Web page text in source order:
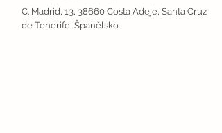
C. Madrid, 13, 38660 Costa Adeje, Santa Cruz
de Tenerife, Španělsko